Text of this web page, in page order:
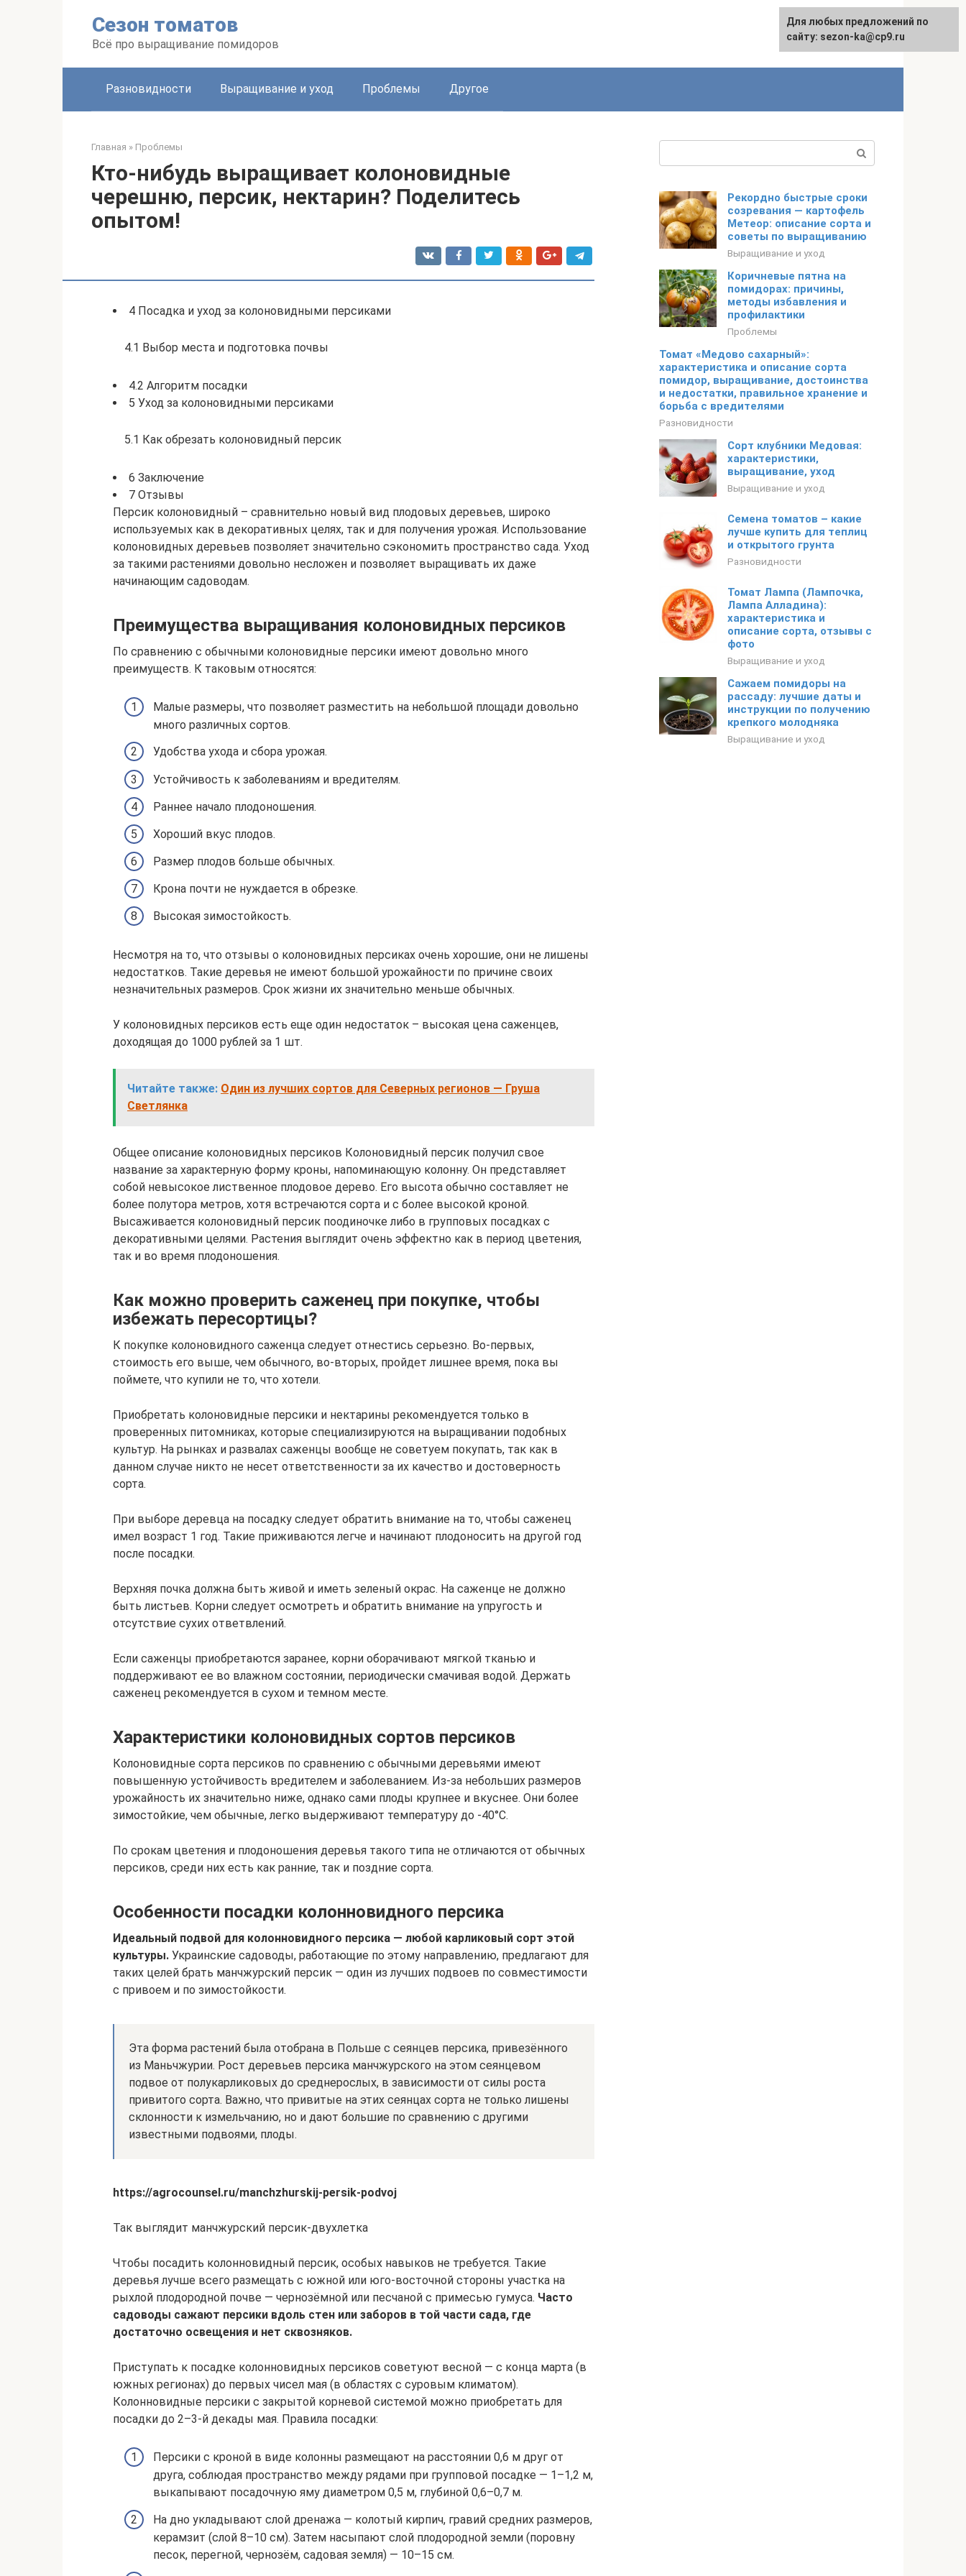
Сезон томатов
Всё про выращивание помидоров
Разновидности Выращивание и уход Проблемы Другое
Главная » Проблемы
Кто-нибудь выращивает колоновидные
черешню, персик, нектарин? Поделитесь
опытом!
4 Посадка и уход за колоновидными персиками
4.1 Выбор места и подготовка почвы
4.2 Алгоритм посадки
5 Уход за колоновидными персиками
5.1 Как обрезать колоновидный персик
6 Заключение
7 Отзывы
Персик колоновидный – сравнительно новый вид плодовых деревьев, широко
используемых как в декоративных целях, так и для получения урожая. Использование
колоновидных деревьев позволяет значительно сэкономить пространство сада. Уход
за такими растениями довольно несложен и позволяет выращивать их даже
начинающим садоводам.
Преимущества выращивания колоновидных персиков
По сравнению с обычными колоновидные персики имеют довольно много
преимуществ. К таковым относятся:
Малые размеры, что позволяет разместить на небольшой площади довольно
много различных сортов.
Удобства ухода и сбора урожая.
Устойчивость к заболеваниям и вредителям.
Раннее начало плодоношения.
Хороший вкус плодов.
Размер плодов больше обычных.
Крона почти не нуждается в обрезке.
Высокая зимостойкость.
Несмотря на то, что отзывы о колоновидных персиках очень хорошие, они не лишены
недостатков. Такие деревья не имеют большой урожайности по причине своих
незначительных размеров. Срок жизни их значительно меньше обычных.
У колоновидных персиков есть еще один недостаток – высокая цена саженцев,
доходящая до 1000 рублей за 1 шт.
Читайте также: Один из лучших сортов для Северных регионов — Груша
Светлянка
Общее описание колоновидных персиков Колоновидный персик получил свое
название за характерную форму кроны, напоминающую колонну. Он представляет
собой невысокое лиственное плодовое дерево. Его высота обычно составляет не
более полутора метров, хотя встречаются сорта и с более высокой кроной.
Высаживается колоновидный персик поодиночке либо в групповых посадках с
декоративными целями. Растения выглядит очень эффектно как в период цветения,
так и во время плодоношения.
Как можно проверить саженец при покупке, чтобы
избежать пересортицы?
К покупке колоновидного саженца следует отнестись серьезно. Во-первых,
стоимость его выше, чем обычного, во-вторых, пройдет лишнее время, пока вы
поймете, что купили не то, что хотели.
Приобретать колоновидные персики и нектарины рекомендуется только в
проверенных питомниках, которые специализируются на выращивании подобных
культур. На рынках и развалах саженцы вообще не советуем покупать, так как в
данном случае никто не несет ответственности за их качество и достоверность
сорта.
При выборе деревца на посадку следует обратить внимание на то, чтобы саженец
имел возраст 1 год. Такие приживаются легче и начинают плодоносить на другой год
после посадки.
Верхняя почка должна быть живой и иметь зеленый окрас. На саженце не должно
быть листьев. Корни следует осмотреть и обратить внимание на упругость и
отсутствие сухих ответвлений.
Если саженцы приобретаются заранее, корни оборачивают мягкой тканью и
поддерживают ее во влажном состоянии, периодически смачивая водой. Держать
саженец рекомендуется в сухом и темном месте.
Характеристики колоновидных сортов персиков
Колоновидные сорта персиков по сравнению с обычными деревьями имеют
повышенную устойчивость вредителем и заболеванием. Из-за небольших размеров
урожайность их значительно ниже, однако сами плоды крупнее и вкуснее. Они более
зимостойкие, чем обычные, легко выдерживают температуру до -40°С.
По срокам цветения и плодоношения деревья такого типа не отличаются от обычных
персиков, среди них есть как ранние, так и поздние сорта.
Особенности посадки колонновидного персика
Идеальный подвой для колонновидного персика — любой карликовый сорт этой
культуры. Украинские садоводы, работающие по этому направлению, предлагают для
таких целей брать манчжурский персик — один из лучших подвоев по совместимости
с привоем и по зимостойкости.
Эта форма растений была отобрана в Польше с сеянцев персика, привезённого
из Маньчжурии. Рост деревьев персика манчжурского на этом сеянцевом
подвое от полукарликовых до среднерослых, в зависимости от силы роста
привитого сорта. Важно, что привитые на этих сеянцах сорта не только лишены
склонности к измельчанию, но и дают большие по сравнению с другими
известными подвоями, плоды.
https://agrocounsel.ru/manchzhurskij-persik-podvoj
Так выглядит манчжурский персик-двухлетка
Чтобы посадить колонновидный персик, особых навыков не требуется. Такие
деревья лучше всего размещать с южной или юго-восточной стороны участка на
рыхлой плодородной почве — чернозёмной или песчаной с примесью гумуса. Часто
садоводы сажают персики вдоль стен или заборов в той части сада, где
достаточно освещения и нет сквозняков.
Приступать к посадке колонновидных персиков советуют весной — с конца марта (в
южных регионах) до первых чисел мая (в областях с суровым климатом).
Колонновидные персики с закрытой корневой системой можно приобретать для
посадки до 2–3-й декады мая. Правила посадки:
Персики с кроной в виде колонны размещают на расстоянии 0,6 м друг от
друга, соблюдая пространство между рядами при групповой посадке — 1–1,2 м,
выкапывают посадочную яму диаметром 0,5 м, глубиной 0,6–0,7 м.
На дно укладывают слой дренажа — колотый кирпич, гравий средних размеров,
керамзит (слой 8–10 см). Затем насыпают слой плодородной земли (поровну
песок, перегной, чернозём, садовая земля) — 10–15 см.
Рекордно быстрые сроки
созревания — картофель
Метеор: описание сорта и
советы по выращиванию
Выращивание и уход
Коричневые пятна на
помидорах: причины,
методы избавления и
профилактики
Проблемы
Томат «Медово сахарный»:
характеристика и описание сорта
помидор, выращивание, достоинства
и недостатки, правильное хранение и
борьба с вредителями
Разновидности
Сорт клубники Медовая:
характеристики,
выращивание, уход
Выращивание и уход
Семена томатов – какие
лучше купить для теплиц
и открытого грунта
Разновидности
Томат Лампа (Лампочка,
Лампа Алладина):
характеристика и
описание сорта, отзывы с
фото
Выращивание и уход
Сажаем помидоры на
рассаду: лучшие даты и
инструкции по получению
крепкого молодняка
Выращивание и уход
Для любых предложений по
сайту: sezon-ka@cp9.ru